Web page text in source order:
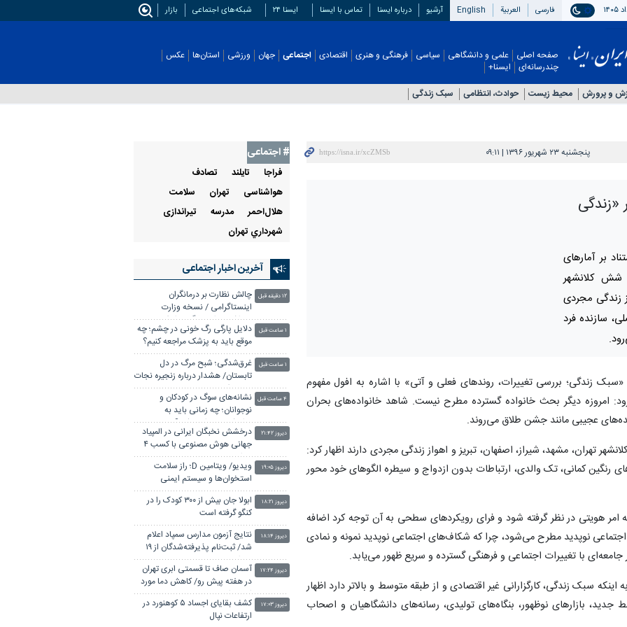
فارسی العربیة English آرشیو درباره ایسنا تماس با ایسنا ایسنا ۲۴ شبکه‌های اجتماعی بازار
صفحه اصلی علمی و دانشگاهی سیاسی فرهنگی و هنری اقتصادی اجتماعی
و پرورش محیط زیست حوادث، انتظامی سبک زندگی
جهان ورزشی استان‌ها عکس
چندرسانه‌ای ایسنا+
پنجشنبه ۲۳ شهریور ۱۳۹۶ | ۰۹:۱۱
«زندگی
بر آمارهای
جوانان شش کلانشهر
زندگی مجردی
سازنده فرد
زندگی؛ بررسی تغییرات، روندهای فعلی و آتی» با اشاره به افول مفهوم
امروزه دیگر بحث خانواده گسترده مطرح نیست. شاهد خانواده‌های بحران
عجیبی مانند جشن طلاق می‌روند.
شش کلانشهر تهران، مشهد، شیراز، اصفهان، تبریز و اهواز زندگی مجردی دارند اظهار کرد:
رنگین کمانی، تک والدی، ارتباطات بدون ازدواج و سیطره الگوهای خود محور
امر هویتی در نظر گرفته شود و فرای رویکردهای سطحی به آن توجه کرد اضافه
نوپدید مطرح می‌شود، چرا که شکاف‌های اجتماعی نوپدید نمونه و نمادی
با تغییرات اجتماعی و فرهنگی گسترده و سریع ظهور می‌یابد.
اینکه سبک زندگی، کارگزارانی غیر اقتصادی و از طبقه متوسط و بالاتر دارد اظهار
جدید، بازارهای نوظهور، بنگاه‌های تولیدی، رسانه‌های دانشگاهیان و اصحاب
# اجتماعی
فراجا تايلند
تصادف
هواشناسی
تهران
سلامت
هلال‌احمر
مدرسه
تیراندازی
شهرداري تهران
آخرین اخبار اجتماعی
چالش نظارت بر درمانگران
اینستاگرامی / نسخه وزارت
بهداشت برای جلوگیری از فعالیت
پزشک‌نماها
۱۲ دقیقه قبل
دلایل پارگی رگ خونی در چشم؛ چه
موقع باید به پزشک مراجعه کنیم؟
۱ ساعت قبل
غرق‌شدگی؛ شبح مرگ در دل
تابستان/ هشدار درباره زنجیره نجات
های نافرجام
۱ ساعت قبل
نشانه‌های سوگ در کودکان و
نوجوانان؛ چه زمانی باید به
روان‌شناس مراجعه کرد؟
۴ ساعت قبل
درخشش نخبگان ایرانی در المپیاد
جهانی هوش مصنوعی با کسب ۴
مدال
دیروز ۲۱:۴۲
ویدیو/ ویتامین D؛ راز سلامت
استخوان‌ها و سیستم ایمنی
دیروز ۱۹:۰۵
ابولا جان بیش از ۳۰۰ کودک را در
کنگو گرفته است
دیروز ۱۸:۲۱
نتایج آزمون مدارس سمپاد اعلام
شد/ ثبت‌نام پذیرفته‌شدگان از ۱۹
مرداد
دیروز ۱۸:۱۴
آسمان صاف تا قسمتی ابری تهران
در هفته پیش رو/ کاهش دما مورد
انتظار است
دیروز ۱۷:۲۴
کشف بقایای اجساد ۵ کوهنورد در
ارتفاعات نپال
دیروز ۱۷:۰۳